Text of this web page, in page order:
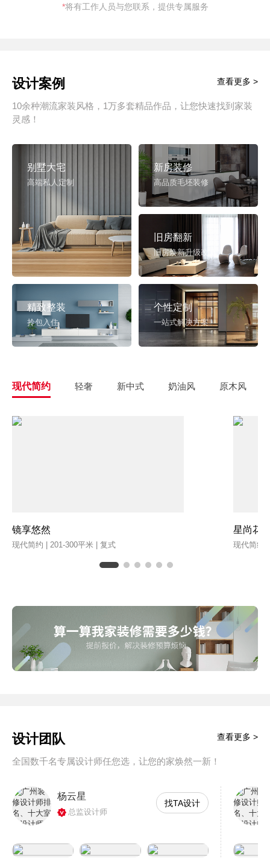
*将有工作人员与您联系，提供专属服务
设计案例
10余种潮流家装风格，1万多套精品作品，让您快速找到家装
灵感！
查看更多 >
别墅大宅
高端私人定制
新房装修
高品质毛坯装修
旧房翻新
旧房焕新升级改造
精致整装
拎包入住
个性定制
一站式解决方案
现代简约 轻奢 新中式 奶油风 原木风
镜享悠然
现代简约 | 201-300平米 | 复式
星尚花
现代简约
设计团队
全国数千名专属设计师任您选，让您的家焕然一新！
查看更多 >
杨云星
总监设计师
找TA设计